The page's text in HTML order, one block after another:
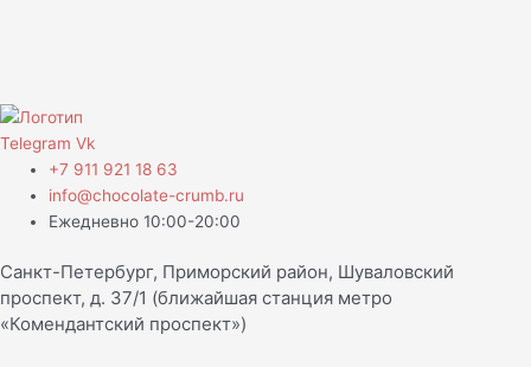
Telegram Vk
+7 911 921 18 63
info@chocolate-crumb.ru
Ежедневно 10:00-20:00
Санкт-Петербург, Приморский район, Шуваловский
проспект, д. 37/1 (ближайшая станция метро
«Комендантский проспект»)